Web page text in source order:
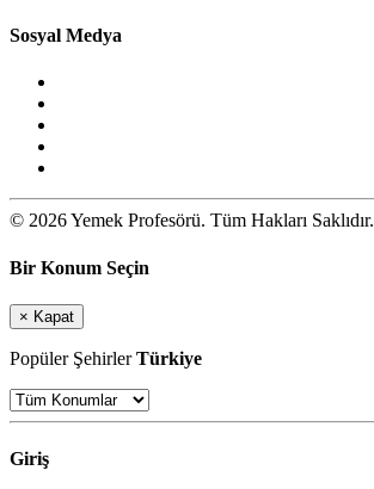
Sosyal Medya
© 2026 Yemek Profesörü. Tüm Hakları Saklıdır.
Bir Konum Seçin
× Kapat
Popüler ŞehirlerTürkiye
Giriş